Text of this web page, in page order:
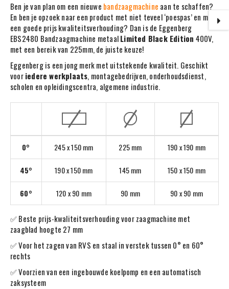
Ben je van plan om een nieuwe bandzaagmachine aan te schaffen?
En ben je opzoek naar een product met niet teveel ‘poespas’ en met
een goede prijs kwaliteitsverhouding? Dan is de Eggenberg
EBS2480 Bandzaagmachine metaalLimited Black Edition 400V,
met een bereik van 225mm, de juiste keuze!
Eggenberg is een jong merk met uitstekende kwaliteit. Geschikt
vooriedere werkplaats, montagebedrijven, onderhoudsdienst,
scholen en opleidingscentra, algemene industrie.
0° 245 x 150 mm 225 mm 190 x 190 mm
45° 190 x 150 mm 145 mm 150 x 150 mm
60° 120 x 90 mm 90 mm 90 x 90 mm
✅ Beste prijs-kwaliteitsverhouding voor zaagmachine met
zaagblad hoogte 27 mm
✅ Voor het zagen van RVS en staal in verstek tussen 0° en 60°
rechts
✅ Voorzien van een ingebouwde koelpomp en een automatisch
zaksysteem